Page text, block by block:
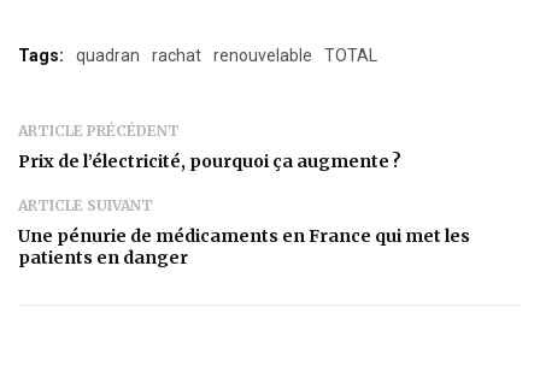
Tags: quadran rachat renouvelable TOTAL
ARTICLE PRÉCÉDENT
Prix de l’électricité, pourquoi ça augmente ?
ARTICLE SUIVANT
Une pénurie de médicaments en France qui met les
patients en danger